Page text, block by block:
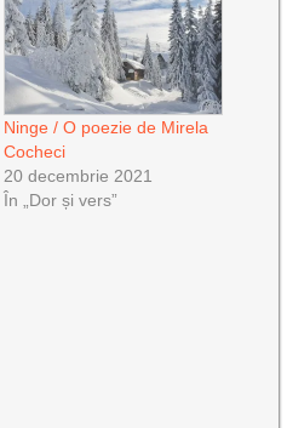
Ninge / O poezie de Mirela
Cocheci
20 decembrie 2021
În „Dor și vers”